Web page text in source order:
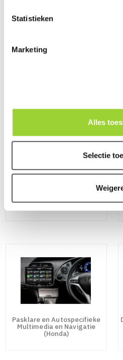
Statistieken
Marketing
Alles
Selectie
Autospecifieke Versterker /
Pasklare en Autospecifieke
Multimedia en Navigatie
(Honda)